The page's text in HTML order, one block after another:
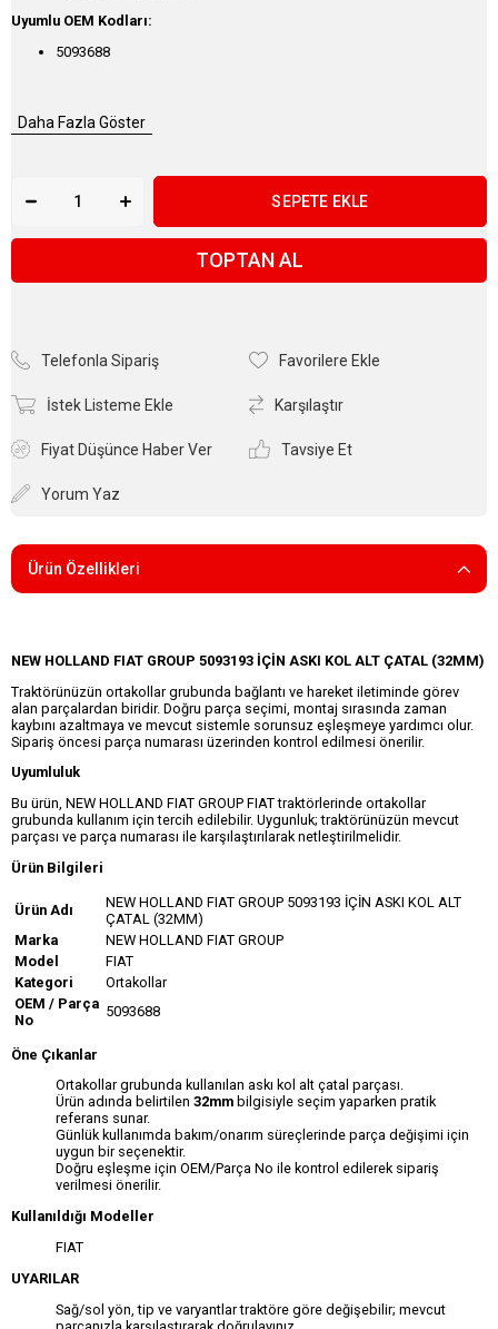
Uyumlu OEM Kodları:
5093688
Daha Fazla Göster
TOPTAN AL
Telefonla Sipariş Favorilere Ekle
İstek Listeme Ekle Karşılaştır
Fiyat Düşünce Haber Ver Tavsiye Et
Yorum Yaz
Ürün Özellikleri
NEW HOLLAND FIAT GROUP 5093193 İÇİN ASKI KOL ALT ÇATAL (32MM)
Traktörünüzün ortakollar grubunda bağlantı ve hareket iletiminde görev
alan parçalardan biridir. Doğru parça seçimi, montaj sırasında zaman
kaybını azaltmaya ve mevcut sistemle sorunsuz eşleşmeye yardımcı olur.
Sipariş öncesi parça numarası üzerinden kontrol edilmesi önerilir.
Uyumluluk
Bu ürün, NEW HOLLAND FIAT GROUP FIAT traktörlerinde ortakollar
grubunda kullanım için tercih edilebilir. Uygunluk; traktörünüzün mevcut
parçası ve parça numarası ile karşılaştırılarak netleştirilmelidir.
Ürün Bilgileri
Ürün Adı
NEW HOLLAND FIAT GROUP 5093193 İÇİN ASKI KOL ALT
ÇATAL (32MM)
Marka
NEW HOLLAND FIAT GROUP
Model
FIAT
Kategori
Ortakollar
OEM / Parça
No
5093688
Öne Çıkanlar
Ortakollar grubunda kullanılan askı kol alt çatal parçası.
Ürün adında belirtilen 32mm bilgisiyle seçim yaparken pratik
referans sunar.
Günlük kullanımda bakım/onarım süreçlerinde parça değişimi için
uygun bir seçenektir.
Doğru eşleşme için OEM/Parça No ile kontrol edilerek sipariş
verilmesi önerilir.
Kullanıldığı Modeller
FIAT
UYARILAR
Sağ/sol yön, tip ve varyantlar traktöre göre değişebilir; mevcut